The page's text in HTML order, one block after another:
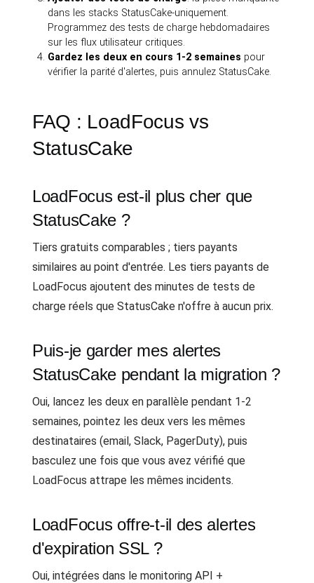
dans les stacks StatusCake-uniquement.
Programmez des tests de charge hebdomadaires
sur les flux utilisateur critiques.
Gardez les deux en cours 1-2 semaines pour
vérifier la parité d'alertes, puis annulez StatusCake.
FAQ : LoadFocus vs
StatusCake
LoadFocus est-il plus cher que
StatusCake ?
Tiers gratuits comparables ; tiers payants
similaires au point d'entrée. Les tiers payants de
LoadFocus ajoutent des minutes de tests de
charge réels que StatusCake n'offre à aucun prix.
Puis-je garder mes alertes
StatusCake pendant la migration ?
Oui, lancez les deux en parallèle pendant 1-2
semaines, pointez les deux vers les mêmes
destinataires (email, Slack, PagerDuty), puis
basculez une fois que vous avez vérifié que
LoadFocus attrape les mêmes incidents.
LoadFocus offre-t-il des alertes
d'expiration SSL ?
Oui, intégrées dans le monitoring API +